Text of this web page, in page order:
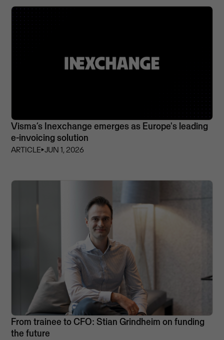
Visma’s Inexchange emerges as Europe's leading
e-invoicing solution
ARTICLE⏵JUN 1, 2026
From trainee to CFO: Stian Grindheim on funding
the future